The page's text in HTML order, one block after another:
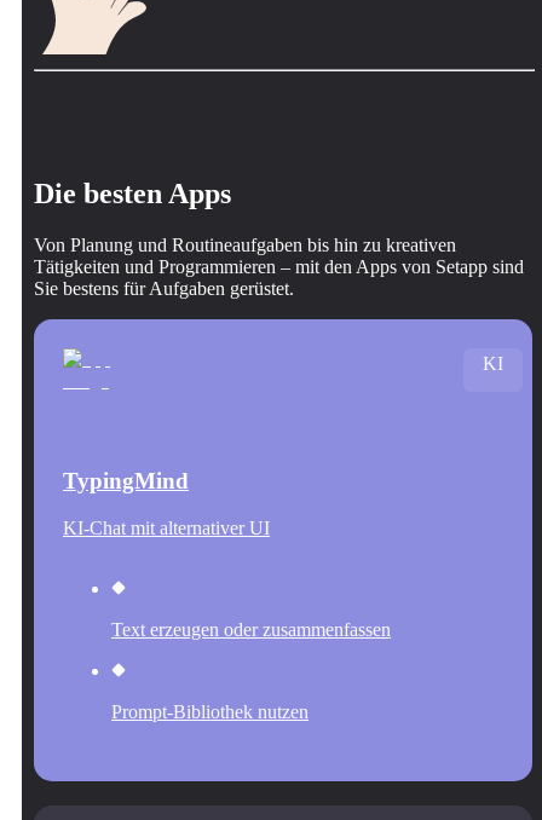
Die besten Apps
Von Planung und Routineaufgaben bis hin zu kreativen
Tätigkeiten und Programmieren – mit den Apps von Setapp sind
Sie bestens für Aufgaben gerüstet.
TypingMind
KI-Chat mit alternativer UI
Text erzeugen oder zusammenfassen
Prompt-Bibliothek nutzen
KI